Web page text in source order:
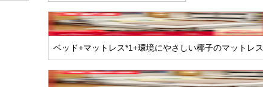
ベッド+マットレス*1+環境にやさしい椰子のマットレス